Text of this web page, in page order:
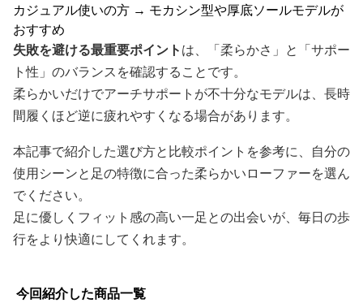
カジュアル使いの方 → モカシン型や厚底ソールモデルが
おすすめ
失敗を避ける最重要ポイントは、「柔らかさ」と「サポー
ト性」のバランスを確認することです。
柔らかいだけでアーチサポートが不十分なモデルは、長時
間履くほど逆に疲れやすくなる場合があります。
本記事で紹介した選び方と比較ポイントを参考に、自分の
使用シーンと足の特徴に合った柔らかいローファーを選ん
でください。
足に優しくフィット感の高い一足との出会いが、毎日の歩
行をより快適にしてくれます。
今回紹介した商品一覧